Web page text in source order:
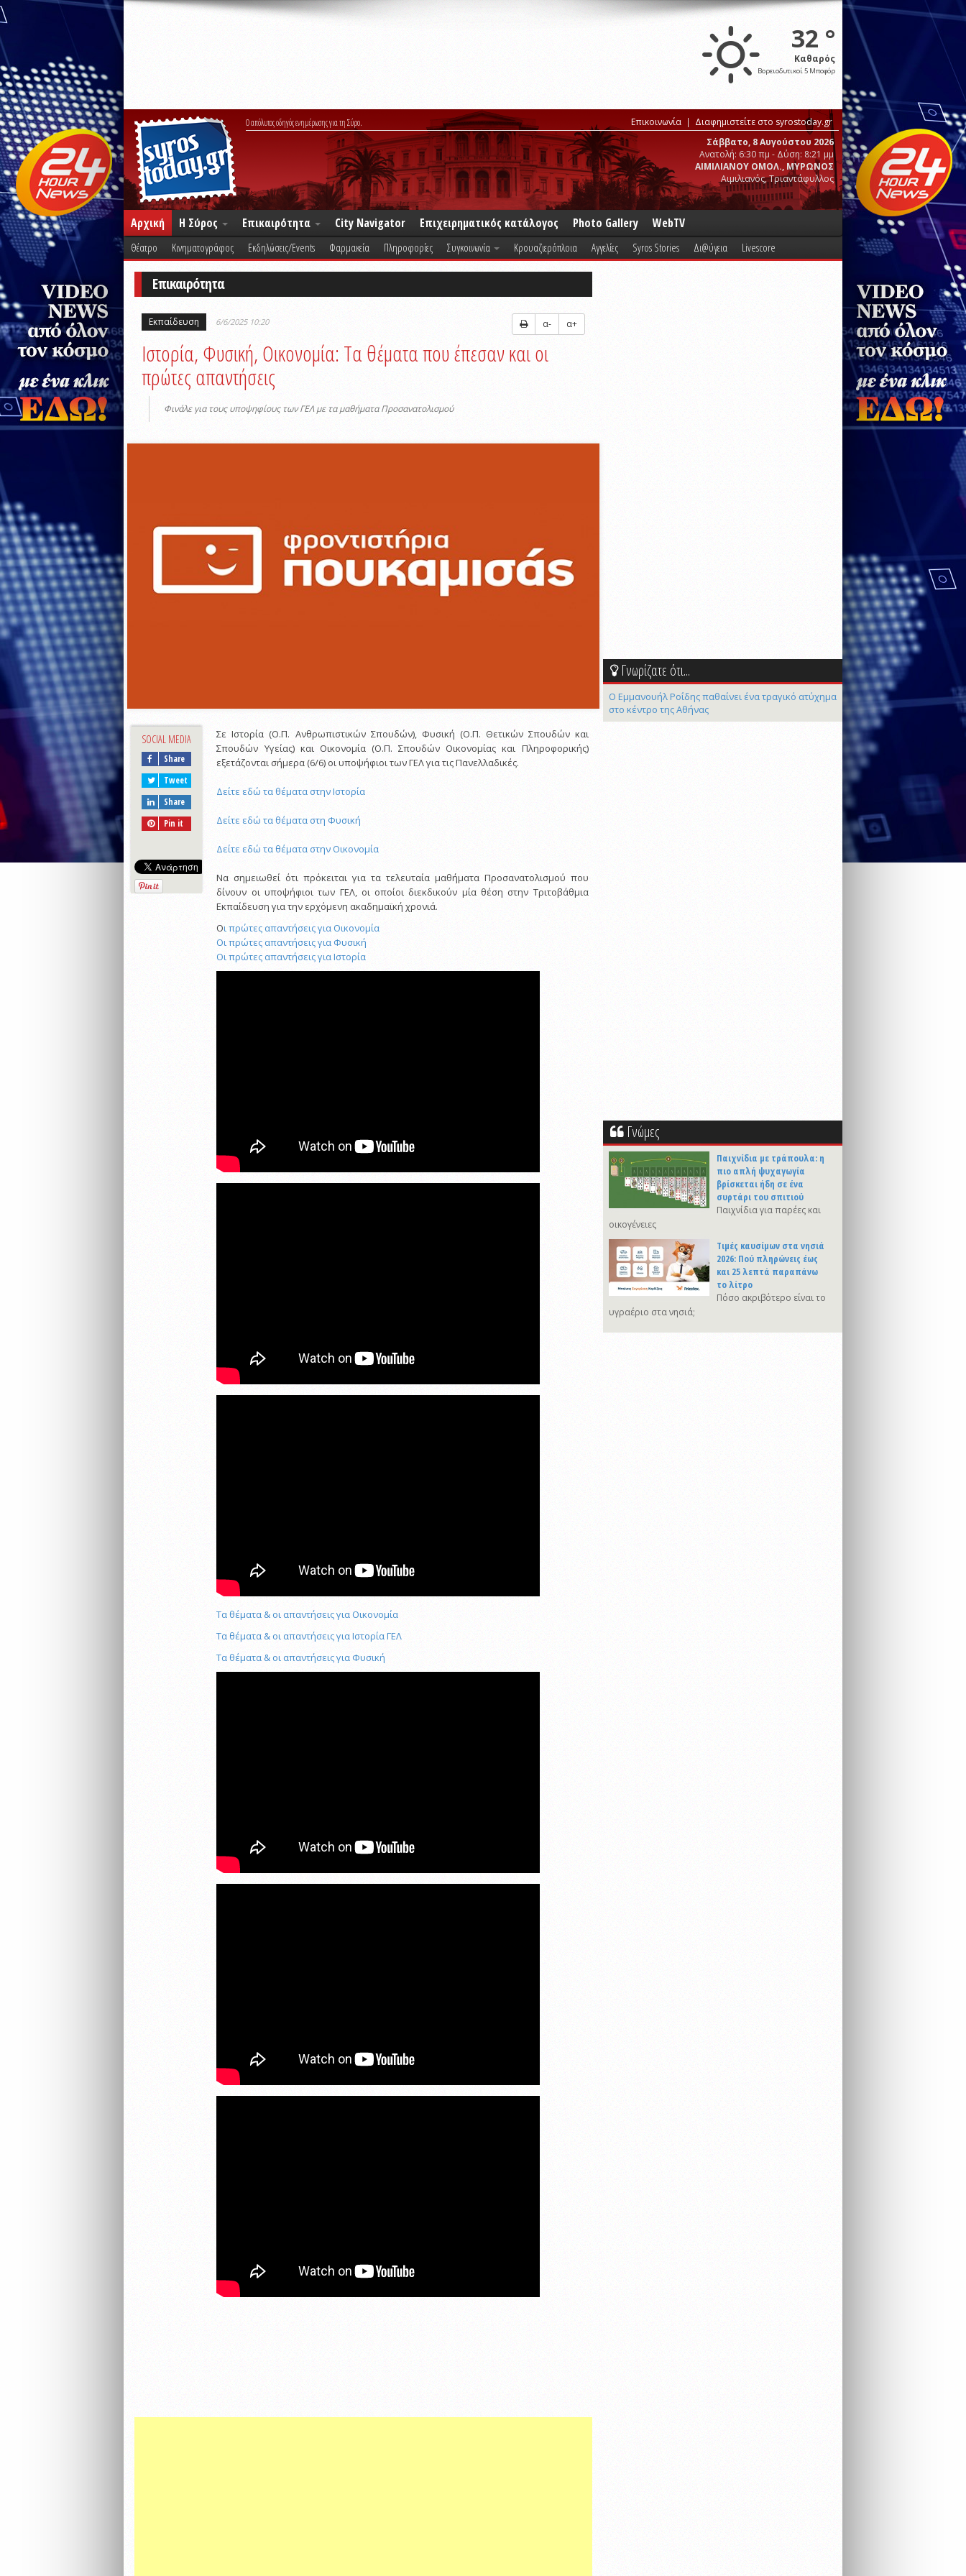
32 °
Καθαρός
Βορειοδυτικοί 5 Μποφόρ
Ο απόλυτος οδηγός ενημέρωσης για τη Σύρο. Επικοινωνία
Διαφημιστείτε στο syrostoday.gr
Σάββατο, 8 Αυγούστου 2026
Ανατολή: 6:30 πμ - Δύση: 8:21 μμ
ΑΙΜΙΛΙΑΝΟΥ ΟΜΟΛ., ΜΥΡΩΝΟΣ
Αιμιλιανός, Τριαντάφυλλος
Αρχική Η Σύρος Επικαιρότητα City Navigator Επιχειρηματικός κατάλογος Photo Gallery WebTV
Θέατρο Κινηματογράφος Εκδηλώσεις/Events Φαρμακεία Πληροφορίες Συγκοινωνία Κρουαζιερόπλοια Αγγελίες Syros Stories Δι@ύγεια Livescore
Επικαιρότητα
Εκπαίδευση 6/6/2025 10:20 α- α+
Ιστορία, Φυσική, Οικονομία: Τα θέματα που έπεσαν και οι
πρώτες απαντήσεις
Φινάλε για τους υποψηφίους των ΓΕΛ με τα μαθήματα Προσανατολισμού
SOCIAL MEDIA
Share
Tweet
Share
Pin it
Σε Ιστορία (Ο.Π. Ανθρωπιστικών Σπουδών), Φυσική (Ο.Π. Θετικών Σπουδών και
Σπουδών Υγείας) και Οικονομία (Ο.Π. Σπουδών Οικονομίας και Πληροφορικής)
εξετάζονται σήμερα (6/6) οι υποψήφιοι των ΓΕΛ για τις Πανελλαδικές.
Δείτε εδώ τα θέματα στην Ιστορία
Δείτε εδώ τα θέματα στη Φυσική
Δείτε εδώ τα θέματα στην Οικονομία
Να σημειωθεί ότι πρόκειται για τα τελευταία μαθήματα Προσανατολισμού που
δίνουν οι υποψήφιοι των ΓΕΛ, οι οποίοι διεκδικούν μία θέση στην Τριτοβάθμια
Εκπαίδευση για την ερχόμενη ακαδημαϊκή χρονιά.
Οι πρώτες απαντήσεις για Οικονομία
Oι πρώτες απαντήσεις για Φυσική
Oι πρώτες απαντήσεις για Ιστορία
Τα θέματα & οι απαντήσεις για Οικονομία
Τα θέματα & οι απαντήσεις για Ιστορία ΓΕΛ
Τα θέματα & οι απαντήσεις για Φυσική
Γνωρίζατε ότι...
Ο Εμμανουήλ Ροΐδης παθαίνει ένα τραγικό ατύχημα
στο κέντρο της Αθήνας
Γνώμες
Παιχνίδια με τράπουλα: η
πιο απλή ψυχαγωγία
βρίσκεται ήδη σε ένα
συρτάρι του σπιτιού
Παιχνίδια για παρέες και
οικογένειες
Τιμές καυσίμων στα νησιά
2026: Πού πληρώνεις έως
και 25 λεπτά παραπάνω
το λίτρο
Πόσο ακριβότερο είναι το
υγραέριο στα νησιά;